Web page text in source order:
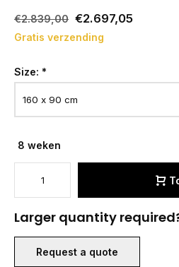
€2.839,00 €2.697,05
Gratis verzending
Size: *
8 weken
Larger quantity
Request a quote